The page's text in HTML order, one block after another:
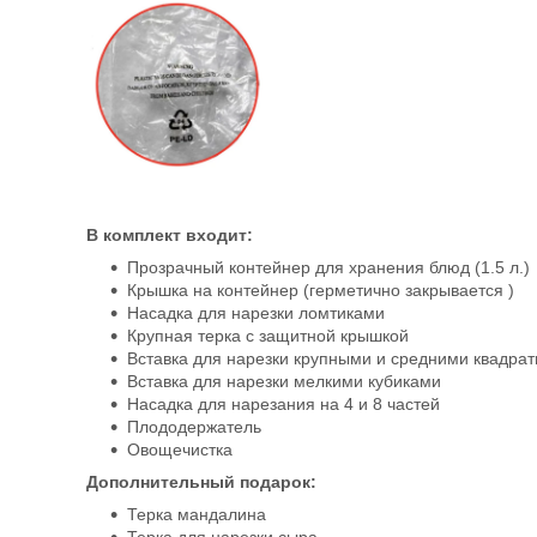
В комплект входит:
Прозрачный контейнер для хранения блюд (1.5 л.)
Крышка на контейнер (герметично закрывается )
Насадка для нарезки ломтиками
Крупная терка с защитной крышкой
Вставка для нарезки крупными и средними
Вставка для нарезки мелкими кубиками
Насадка для нарезания на 4 и 8 частей
Плододержатель
Овощечистка
Дополнительный подарок:
Терка мандалина